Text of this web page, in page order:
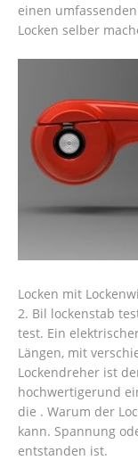
einen
Locken selber
Locken mit
2. Bil lockenstab
test. Ein
Längen, mit
Lockendreher ist
hochwertigerund
die . Warum der
kann. Spannung
entstanden ist.